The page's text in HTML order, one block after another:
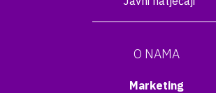
O NAMA
Marketing